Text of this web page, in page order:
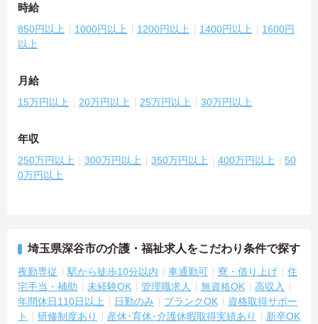
時給
850円以上 1000円以上 1200円以上 1400円以上
1600円
以上
月給
15万円以上 20万円以上 25万円以上 30万円以上
年収
250万円以上 300万円以上 350万円以上 400万円以上
50
0万円以上
埼玉県深谷市の介護・福祉求人をこだわり条件で探す
夜勤専従 駅から徒歩10分以内 車通勤可 寮・借り上げ
住
宅手当・補助
未経験OK 管理職求人 無資格OK
高収入
年間休日110日以上
日勤のみ ブランクOK
資格取得サポー
ト
研修制度あり 産休･育休･介護休暇取得実績あり
新卒OK